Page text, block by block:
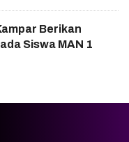
Berikan
Siswa MAN 1